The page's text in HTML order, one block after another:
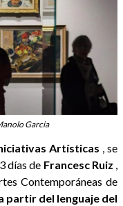
Garcia
Artísticas , se
días de Francesc Ruiz
Contemporáneas de
partir del lenguaje del